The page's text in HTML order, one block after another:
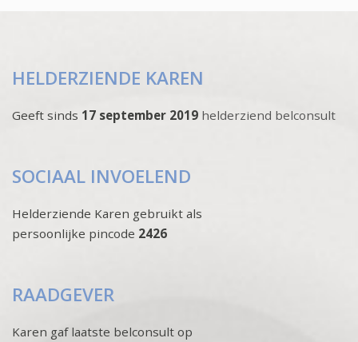
HELDERZIENDE KAREN
Geeft sinds 17 september 2019 helderziend belconsult
SOCIAAL INVOELEND
Helderziende Karen gebruikt als
persoonlijke pincode 2426
RAADGEVER
Karen gaf laatste belconsult op